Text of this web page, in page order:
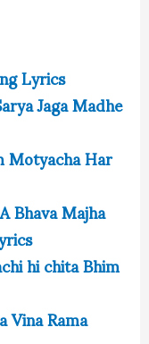
Lyrics
Jaga Madhe
Motyacha Har
Bhava Majha
hi chita Bhim
Vina Rama